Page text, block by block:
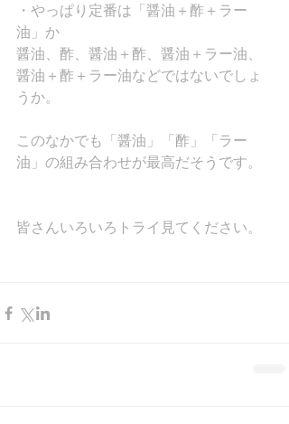
・やっぱり定番は「醤油＋酢＋ラー
油」か
醤油、酢、醤油＋酢、醤油＋ラー油、
醤油＋酢＋ラー油などではないでしょ
うか。
このなかでも「醤油」「酢」「ラー
油」の組み合わせが最高だそうです。
皆さんいろいろトライ見てください。